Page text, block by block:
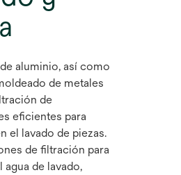
aluminio, así como
de metales
de
eficientes para
el lavado de piezas.
de filtración para
de lavado,